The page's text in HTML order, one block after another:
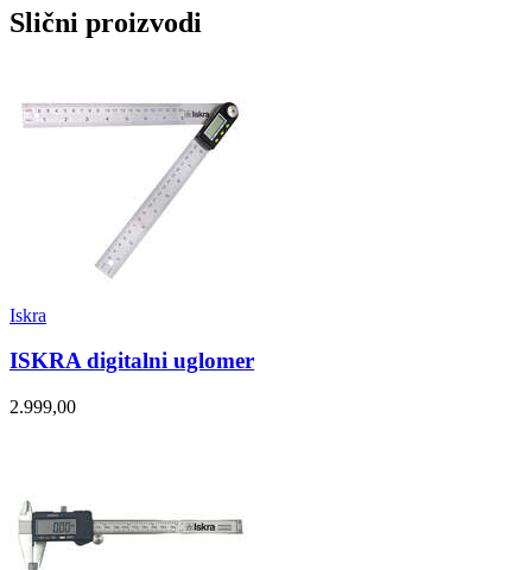
Slični proizvodi
Iskra
ISKRA digitalni uglomer
2.999,00